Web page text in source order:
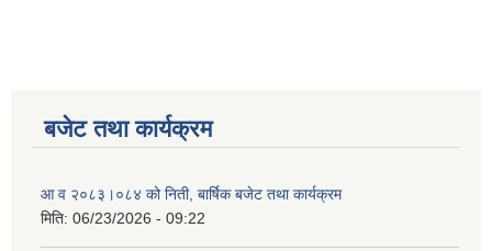
बजेट तथा कार्यक्रम
आ व २०८३।०८४ को निती, बार्षिक बजेट तथा कार्यक्रम
मिति: 06/23/2026 - 09:22